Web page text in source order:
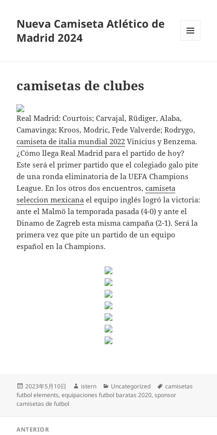
Nueva Camiseta Atlético de
Madrid 2024
camisetas de clubes
Real Madrid: Courtois; Carvajal, Rüdiger, Alaba,
Camavinga; Kroos, Modric, Fede Valverde; Rodrygo,
camiseta de italia mundial 2022 Vinícius y Benzema.
¿Cómo llega Real Madrid para el partido de hoy?
Este será el primer partido que el colegiado galo pite
de una ronda eliminatoria de la UEFA Champions
League. En los otros dos encuentros,camiseta
seleccion mexicana el equipo inglés logró la victoria:
ante el Malmö la temporada pasada (4-0) y ante el
Dinamo de Zagreb esta misma campaña (2-1). Será la
primera vez que pite un partido de un equipo
español en la Champions.
Publicado
el
2023年5月10日 Autor
istern Categorías
Uncategorized Etiquetas
camisetas
futbol elements,equipaciones futbol baratas 2020,sponsor
camisetas de futbol
ANTERIOR